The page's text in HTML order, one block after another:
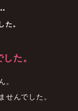
た。
た。
。
せんでした。